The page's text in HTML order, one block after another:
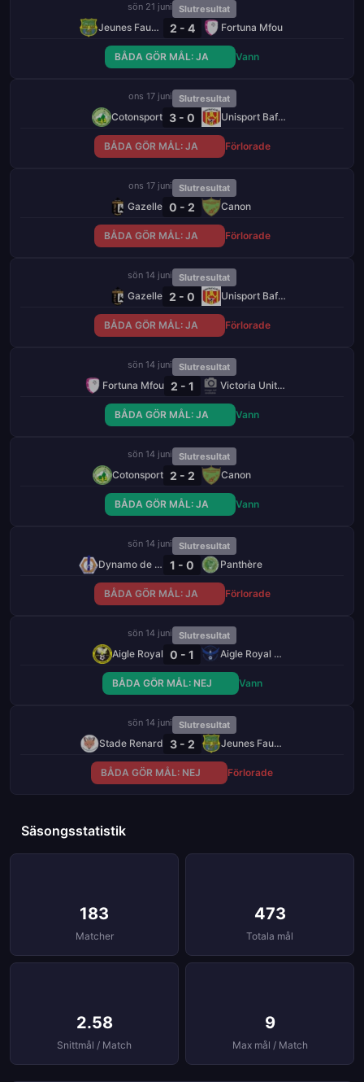
sön 21 juni Slutresultat
Jeunes Fauves 2 - 4 Fortuna Mfou
BÅDA GÖR MÅL: JA Vann
ons 17 juni Slutresultat
Cotonsport 3 - 0 Unisport Bafang
BÅDA GÖR MÅL: JA Förlorade
ons 17 juni Slutresultat
Gazelle 0 - 2 Canon
BÅDA GÖR MÅL: JA Förlorade
sön 14 juni Slutresultat
Gazelle 2 - 0 Unisport Bafang
BÅDA GÖR MÅL: JA Förlorade
sön 14 juni Slutresultat
Fortuna Mfou 2 - 1 Victoria United
BÅDA GÖR MÅL: JA Vann
sön 14 juni Slutresultat
Cotonsport 2 - 2 Canon
BÅDA GÖR MÅL: JA Vann
sön 14 juni Slutresultat
Dynamo de Douala 1 - 0 Panthère
BÅDA GÖR MÅL: JA Förlorade
sön 14 juni Slutresultat
Aigle Royal 0 - 1 Aigle Royal de Moungo
BÅDA GÖR MÅL: NEJ Vann
sön 14 juni Slutresultat
Stade Renard 3 - 2 Jeunes Fauves
BÅDA GÖR MÅL: NEJ Förlorade
Säsongsstatistik
183
Matcher
473
Totala mål
2.58
Snittmål / Match
9
Max mål / Match